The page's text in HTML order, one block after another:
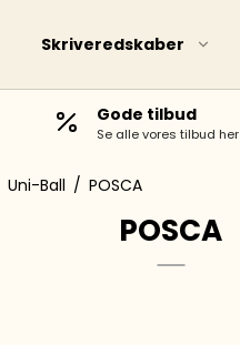
Skriveredskaber
Board markere
Gode tilbud
Se alle vores tilbud her
Uni-Ball / POSCA
POSCA